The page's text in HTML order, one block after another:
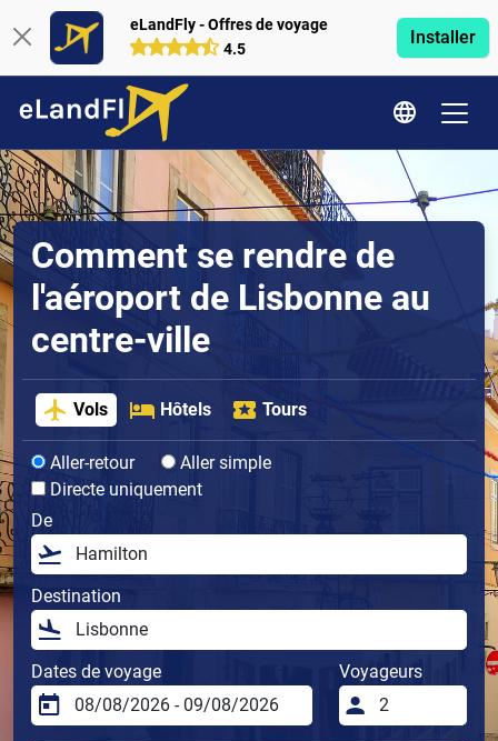
eLandFly - Offres de voyage
4.5
Installer
Comment se rendre de
l'aéroport de Lisbonne au
centre-ville
Vols Hôtels Tours
Aller-retour
Aller simple
Directe uniquement
De
Destination
Dates de voyage Voyageurs